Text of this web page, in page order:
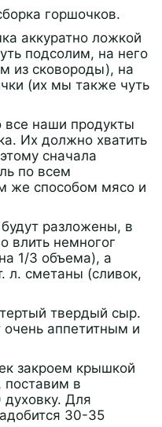
горшочков.
аккуратно ложкой
подсолим, на него
из сковороды), на
(их мы также чуть
наши продукты
Их должно хватить
сначала
по всем
же способом мясо и
разложены, в
влить немногог
1/3 объема), а
л. сметаны (сливок,
твердый сыр.
очень аппетитным и
закроем крышкой
поставим в
духовку. Для
30-35